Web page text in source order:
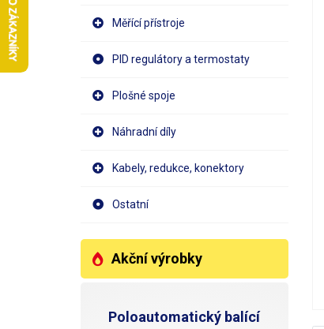
Měřící přístroje
PID regulátory a termostaty
Plošné spoje
Náhradní díly
Kabely, redukce, konektory
Ostatní
Akční výrobky
Poloautomatický balící